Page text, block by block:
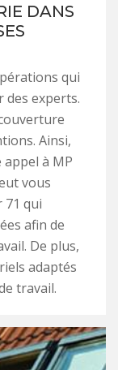
DANS
qui
experts.
Ainsi,
à MP
vous
71 qui
afin de
De plus,
adaptés
travail.